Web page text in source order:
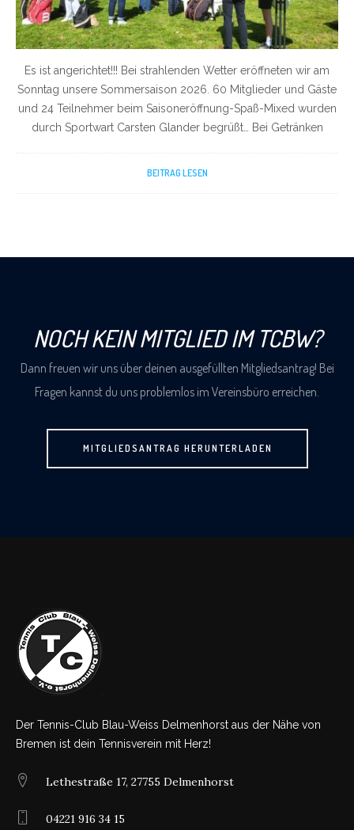
Es ist angerichtet!!! Bei strahlenden Wetter eröffneten wir am
Sonntag unsere Sommersaison 2026. 60 Mitglieder und Gäste
und 24 Teilnehmer beim Saisoneröffnung-Spaß-Mixed wurden
durch Sportwart Carsten Glander begrüßt… Bei Getränken
BEITRAG LESEN
NOCH KEIN MITGLIED IM TCBW?
Dann freuen wir uns über deinen ausgefüllten Mitgliedsantrag! Bei
Fragen kannst du uns problemlos im Vereinsbüro erreichen.
MITGLIEDSANTRAG HERUNTERLADEN
Der Tennis-Club Blau-Weiss Delmenhorst aus der Nähe von
Bremen ist dein Tennisverein mit Herz!
Lethestraße 17, 27755 Delmenhorst
04221 916 34 15